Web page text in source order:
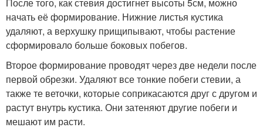
После того, как стевия достигнет высоты 5см, можно
начать её формирование. Нижние листья кустика
удаляют, а верхушку прищипывают, чтобы растение
сформировало больше боковых побегов.
Второе формирование проводят через две недели после
первой обрезки. Удаляют все тонкие побеги стевии, а
также те веточки, которые соприкасаются друг с другом и
растут внутрь кустика. Они затеняют другие побеги и
мешают им расти.